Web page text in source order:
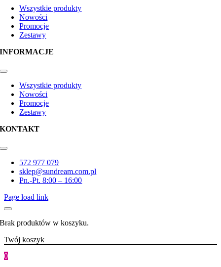
NavigationWszystkie produkty
Nowości
Promocje
Zestawy
INFORMACJE
Toggle
NavigationWszystkie produkty
Nowości
Promocje
Zestawy
KONTAKT
Toggle
Navigation572 977 079
sklep@sundream.com.pl
Pn.-Pt. 8:00 – 16:00
Page load link
Brak produktów w koszyku.
Twój koszyk
0